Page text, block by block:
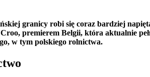
granicy robi się coraz bardziej
premierem Belgii, która aktualnie
w tym polskiego rolnictwa.